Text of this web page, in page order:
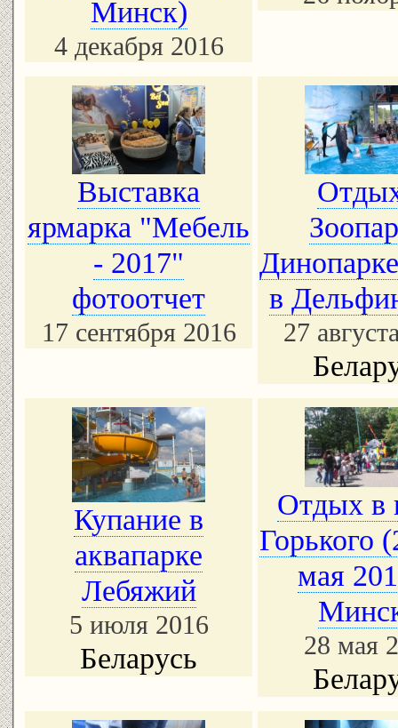
Минск)
4 декабря 2016
Выставка
ярмарка "Мебель
- 2017"
фотоотчет
17 сентября 2016
в
27
Купание в
аквапарке
Лебяжий
5 июля 2016
Беларусь
Отдых в
Горького
мая
28 мая